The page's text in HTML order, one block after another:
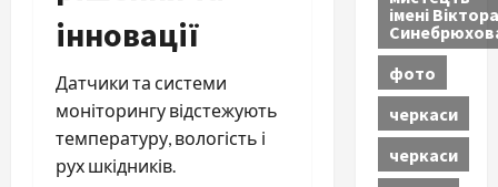
інновації
Датчики та системи
моніторингу відстежують
температуру, вологість і
рух шкідників.
імені Віктора
фото
черкаси
черкаси